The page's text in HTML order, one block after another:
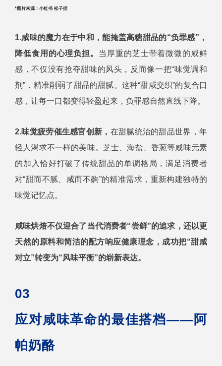
*图片来源：小红书 松子捏
1.咸味的魔力在于中和，能掩盖高糖甜品的“负罪感”，
降低食用的心理负担。 当厚重的芝士带着微微的咸鲜
感，不仅没有抢夺甜味的风头，反而像一把“味觉调和
剂”，精准削弱了甜品的甜腻。这种“甜咸交织”的复合口
感，让每一口都变得轻盈起来，负罪感自然直线下降。
2.味觉疲劳催生感官创新， 在甜腻统治的甜品世界，年
轻人渴求不一样的美味。芝士、海盐、香葱等咸味元素
的加入恰好打破了传统甜品的单调格局，满足消费者
对“甜而不腻、咸而不齁”的精准需求，重新构建独特的
味觉记忆点。
咸味烘焙不仅迎合了当代消费者“尝鲜”的追求，还以更
天然的原料和简洁的配方响应健康理念，成功把“甜咸
对立”转变为“风味平衡”的崭新表达。
03
应对咸味革命的最佳搭档——阿
帕奶酪